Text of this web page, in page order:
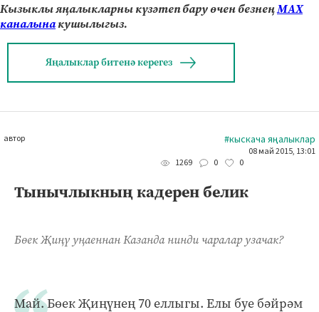
Кызыклы яңалыкларны күзәтеп бару өчен безнеңМАХ
каналынакушылыгыз.
Яңалыклар битенә керегез
автор #кыскача яңалыклар
08 май 2015, 13:01
1269
0 0
Тынычлыкның кадерен белик
Бөек Җиңү уңаеннан Казанда нинди чаралар узачак?
Май. Бөек Җиңүнең 70 еллыгы. Елы буе бәйрәм